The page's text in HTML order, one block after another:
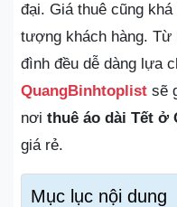
đại. Giá thuê cũng
tượng khách hàng. Từ
đình đều dễ dàng lựa
QuangBinhtoplist sẽ
nơi thuê áo dài Tết ở
giá rẻ.
Mục lục nội dung